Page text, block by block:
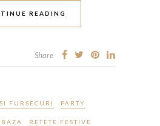
READING
Share
FURSECURI PARTY
BAZA RETETE FESTIVE